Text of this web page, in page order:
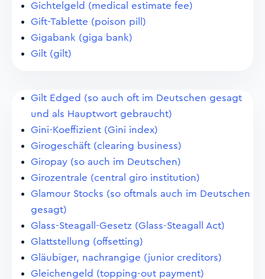
Gichtelgeld (medical estimate fee)
Gift-Tablette (poison pill)
Gigabank (giga bank)
Gilt (gilt)
Gilt Edged (so auch oft im Deutschen gesagt
und als Hauptwort gebraucht)
Gini-Koeffizient (Gini index)
Girogeschäft (clearing business)
Giropay (so auch im Deutschen)
Girozentrale (central giro institution)
Glamour Stocks (so oftmals auch im Deutschen
gesagt)
Glass-Steagall-Gesetz (Glass-Steagall Act)
Glattstellung (offsetting)
Gläubiger, nachrangige (junior creditors)
Gleichengeld (topping-out payment)